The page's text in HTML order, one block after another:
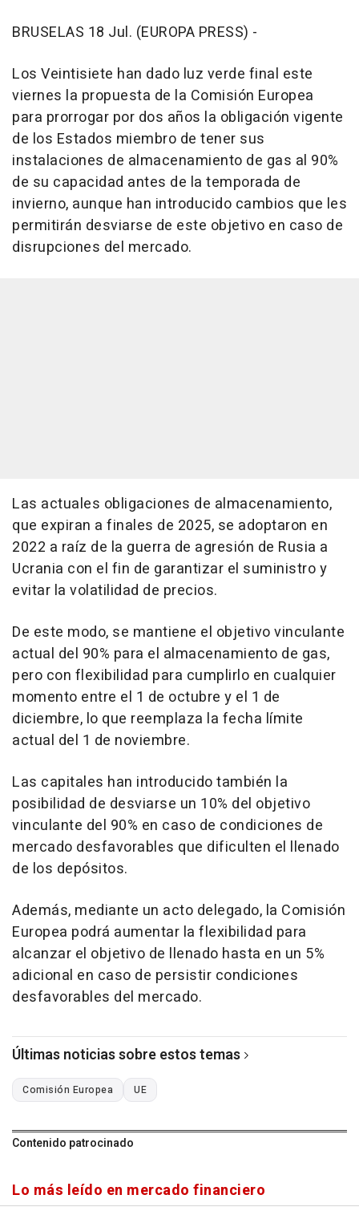
BRUSELAS 18 Jul. (EUROPA PRESS) -
Los Veintisiete han dado luz verde final este
viernes la propuesta de la Comisión Europea
para prorrogar por dos años la obligación vigente
de los Estados miembro de tener sus
instalaciones de almacenamiento de gas al 90%
de su capacidad antes de la temporada de
invierno, aunque han introducido cambios que les
permitirán desviarse de este objetivo en caso de
disrupciones del mercado.
Las actuales obligaciones de almacenamiento,
que expiran a finales de 2025, se adoptaron en
2022 a raíz de la guerra de agresión de Rusia a
Ucrania con el fin de garantizar el suministro y
evitar la volatilidad de precios.
De este modo, se mantiene el objetivo vinculante
actual del 90% para el almacenamiento de gas,
pero con flexibilidad para cumplirlo en cualquier
momento entre el 1 de octubre y el 1 de
diciembre, lo que reemplaza la fecha límite
actual del 1 de noviembre.
Las capitales han introducido también la
posibilidad de desviarse un 10% del objetivo
vinculante del 90% en caso de condiciones de
mercado desfavorables que dificulten el llenado
de los depósitos.
Además, mediante un acto delegado, la Comisión
Europea podrá aumentar la flexibilidad para
alcanzar el objetivo de llenado hasta en un 5%
adicional en caso de persistir condiciones
desfavorables del mercado.
Últimas noticias sobre estos temas
Comisión Europea UE
Contenido patrocinado
Lo más leído en mercado financiero